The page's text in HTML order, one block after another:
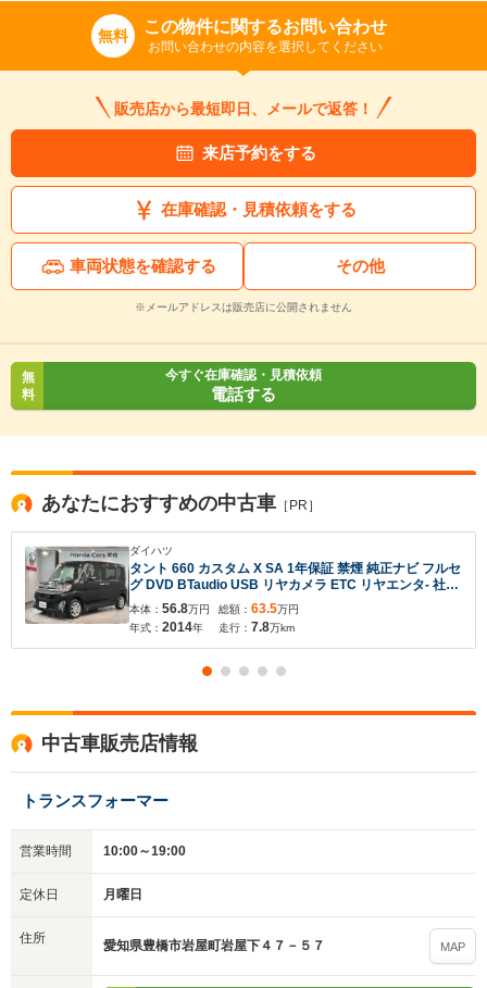
無料 この物件に関するお問い合わせ
お問い合わせの内容を選択してください
販売店から最短即日、メールで返答！
来店予約をする
在庫確認・見積依頼をする
車両状態を確認する その他
※メールアドレスは販売店に公開されません
無
料
今すぐ在庫確認・見積依頼
電話する
あなたにおすすめの中古車 ［PR］
ダイハツ
タント 660 カスタム X SA 1年保証 禁煙 純正ナビ フルセ
グ DVD BTaudio USB リヤカメラ ETC リヤエンタ- 社外
ドラレコ フォグ LEDオ-トライト ロ-ル式サンシェ-ド リ
ヤ席シ-トスライド スマ-トキ- 衝突軽減 横滑り防止
本体： 56.8万円
年式： 2014年
総額： 63.5万円
走行： 7.8万km
中古車販売店情報
トランスフォーマー
営業時間 10:00～19:00
定休日 月曜日
住所 愛知県豊橋市岩屋町岩屋下４７－５７ MAP
※次回問い合わせをする際に自動入力されます
※保存された情報は90 日で破棄されます